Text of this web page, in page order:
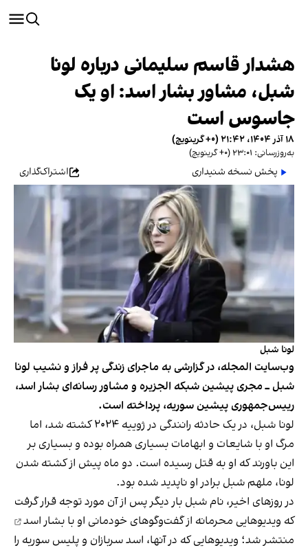
هشدار قاسم سلیمانی درباره لونا
شبل، مشاور بشار اسد: او یک
جاسوس است
۱۸ آذر ۱۴۰۴، ۲۱:۴۲ (‎+۰ گرینویچ)
به‌روزرسانی: ۲۳:۰۱ (‎+۰ گرینویچ)
پخش نسخه شنیداری اشتراک‌گذاری
لونا شبل
وب‌سایت المجله، در گزارشی به ماجرای زندگی پر فراز و نشیب لونا
شبل ــ مجری پیشین شبکه الجزیره و مشاور رسانه‌ای بشار اسد،
رییس‌جمهوری پیشین سوریه، پرداخته است.
لونا شبل، در یک حادثه رانندگی در ژوییه ۲۰۲۴ کشته شد، اما
مرگ او با شایعات و ابهامات بسیاری همراه بوده و بسیاری بر
این باورند که او به قتل رسیده است. دو ماه پیش از کشته شدن
لونا، ملهم شبل برادر او ناپدید شده بود.
در روزهای اخیر، نام شبل بار دیگر پس از آن مورد توجه قرار گرفت
که ویدیوهایی محرمانه از گفت‌وگوهای خودمانی او با بشار اسد
منتشر شد؛ ویدیوهایی که در آنها، اسد سربازان و پلیس سوریه را